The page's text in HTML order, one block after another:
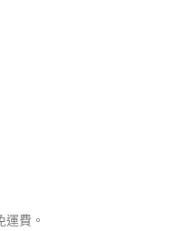
費。